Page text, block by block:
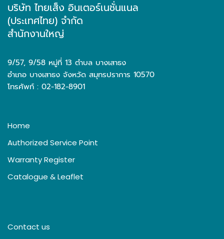
บริษัท ไทยเส็ง อินเตอร์เนชั่นแนล
(ประเทศไทย) จำกัด
สำนักงานใหญ่
9/57, 9/58 หมู่ที่ 13 ตำบล บางเสาธง
อำเภอ บางเสาธง จังหวัด สมุทรปราการ 10570
โทรศัพท์ : 02-182-8901
Home
Authorized Service Point
Warranty Register
Catalogue & Leaflet
Contact us